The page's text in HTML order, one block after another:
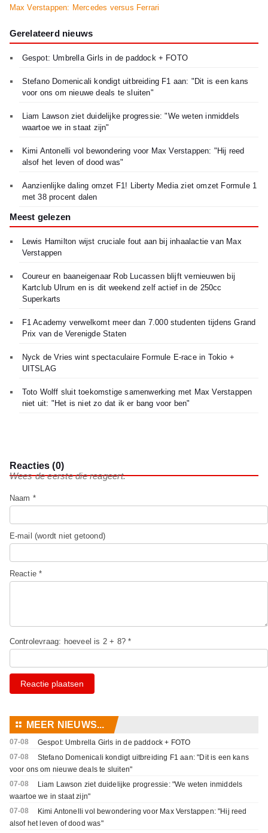
Max Verstappen: Mercedes versus Ferrari
Gerelateerd nieuws
Gespot: Umbrella Girls in de paddock + FOTO
Stefano Domenicali kondigt uitbreiding F1 aan: "Dit is een kans
voor ons om nieuwe deals te sluiten"
Liam Lawson ziet duidelijke progressie: "We weten inmiddels
waartoe we in staat zijn"
Kimi Antonelli vol bewondering voor Max Verstappen: "Hij reed
alsof het leven of dood was"
Aanzienlijke daling omzet F1! Liberty Media ziet omzet Formule 1
met 38 procent dalen
Meest gelezen
Lewis Hamilton wijst cruciale fout aan bij inhaalactie van Max
Verstappen
Coureur en baaneigenaar Rob Lucassen blijft vernieuwen bij
Kartclub Ulrum en is dit weekend zelf actief in de 250cc
Superkarts
F1 Academy verwelkomt meer dan 7.000 studenten tijdens Grand
Prix van de Verenigde Staten
Nyck de Vries wint spectaculaire Formule E-race in Tokio +
UITSLAG
Toto Wolff sluit toekomstige samenwerking met Max Verstappen
niet uit: "Het is niet zo dat ik er bang voor ben"
Reacties (0)
Wees de eerste die reageert.
Naam *
E-mail (wordt niet getoond)
Reactie *
Controlevraag: hoeveel is 2 + 8? *
Reactie plaatsen
⚏ MEER NIEUWS...
07-08
Gespot: Umbrella Girls in de paddock + FOTO
07-08
Stefano Domenicali kondigt uitbreiding F1 aan: "Dit is een kans
voor ons om nieuwe deals te sluiten"
07-08
Liam Lawson ziet duidelijke progressie: "We weten inmiddels
waartoe we in staat zijn"
07-08
Kimi Antonelli vol bewondering voor Max Verstappen: "Hij reed
alsof het leven of dood was"